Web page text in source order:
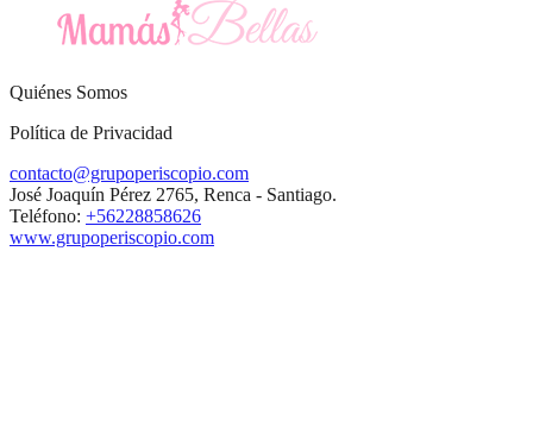
Quiénes Somos
Política de Privacidad
contacto@grupoperiscopio.com
José Joaquín Pérez 2765, Renca - Santiago.
Teléfono: +56228858626
www.grupoperiscopio.com